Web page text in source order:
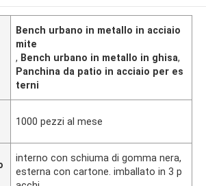
Bench urbano in metallo in acciaio
mite
, Bench urbano in metallo in ghisa,
Panchina da patio in acciaio per es
terni
1000 pezzi al mese
interno con schiuma di gomma nera,
esterna con cartone. imballato in 3 p